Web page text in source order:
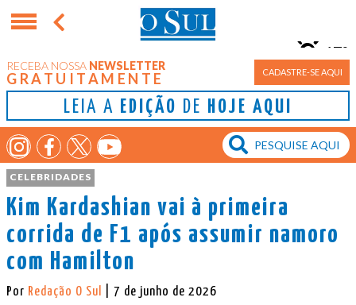
RECEBA NOSSA NEWSLETTER
GRATUITAMENTE CADASTRE-SE AQUI
LEIA A EDIÇÃO DE HOJE AQUI
Porto Alegre
17°
CELEBRIDADES
Kim Kardashian vai à primeira
corrida de F1 após assumir namoro
com Hamilton
Por Redação O Sul | 7 de junho de 2026